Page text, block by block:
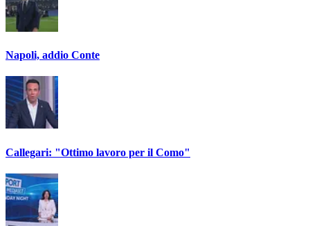
Napoli, addio Conte
Callegari: "Ottimo lavoro per il Como"